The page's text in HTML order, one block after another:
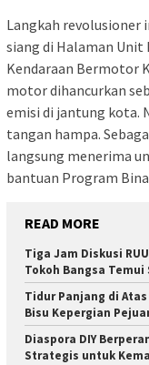
Langkah revolusioner
siang di Halaman Unit
Kendaraan Bermotor
motor dihancurkan
emisi di jantung kota.
tangan hampa.
langsung menerima
bantuan Program
READ MORE
Tiga Jam Diskusi
Tokoh Bangsa
Tidur Panjang di
Bisu Kepergian
Diaspora DIY
Strategis untuk